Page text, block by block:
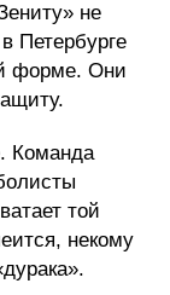
не
Петербурге
форме. Они
Команда
той
некому